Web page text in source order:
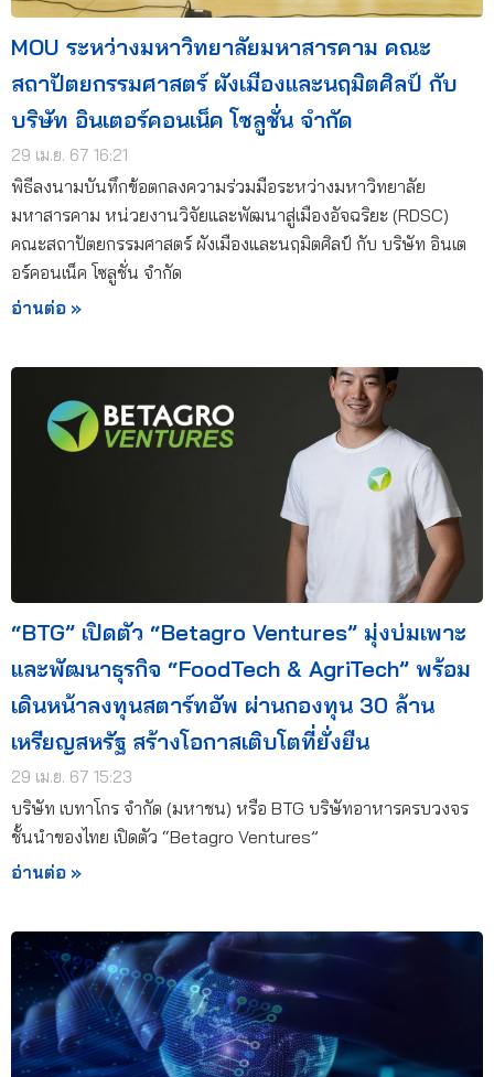
MOU ระหว่างมหาวิทยาลัยมหาสารคาม คณะ
สถาปัตยกรรมศาสตร์ ผังเมืองและนฤมิตศิลป์ กับ
บริษัท อินเตอร์คอนเน็ค โซลูชั่น จำกัด
29 เม.ย. 67 16:21
พิธีลงนามบันทึกข้อตกลงความร่วมมือระหว่างมหาวิทยาลัย
มหาสารคาม หน่วยงานวิจัยและพัฒนาสู่เมืองอัจฉริยะ (RDSC)
คณะสถาปัตยกรรมศาสตร์ ผังเมืองและนฤมิตศิลป์ กับ บริษัท อินเต
อร์คอนเน็ค โซลูชั่น จำกัด
อ่านต่อ »
“BTG” เปิดตัว “Betagro Ventures” มุ่งบ่มเพาะ
และพัฒนาธุรกิจ “FoodTech & AgriTech” พร้อม
เดินหน้าลงทุนสตาร์ทอัพ ผ่านกองทุน 30 ล้าน
เหรียญสหรัฐ สร้างโอกาสเติบโตที่ยั่งยืน
29 เม.ย. 67 15:23
บริษัท เบทาโกร จำกัด (มหาชน) หรือ BTG บริษัทอาหารครบวงจร
ชั้นนำของไทย เปิดตัว “Betagro Ventures”
อ่านต่อ »